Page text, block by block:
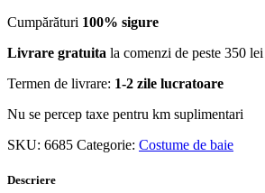
Cumpărături 100% sigure
Livrare gratuita la comenzi de peste 350 lei
Termen de livrare: 1-2 zile lucratoare
Nu se percep taxe pentru km suplimentari
SKU: 6685 Categorie: Costume de baie
Descriere